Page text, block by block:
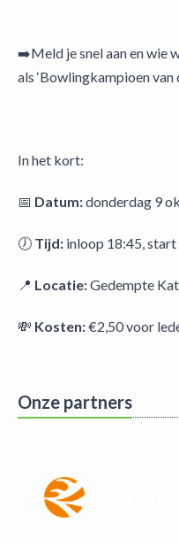
➡️Meld je snel aan en wie
als ‘Bowlingkampioen van
In het kort:
📅 Datum:donderdag 9
🕖 Tijd: inloop 18:45,
📍 Locatie:Gedempte
💸 Kosten:€2,50 voor
Onze partners